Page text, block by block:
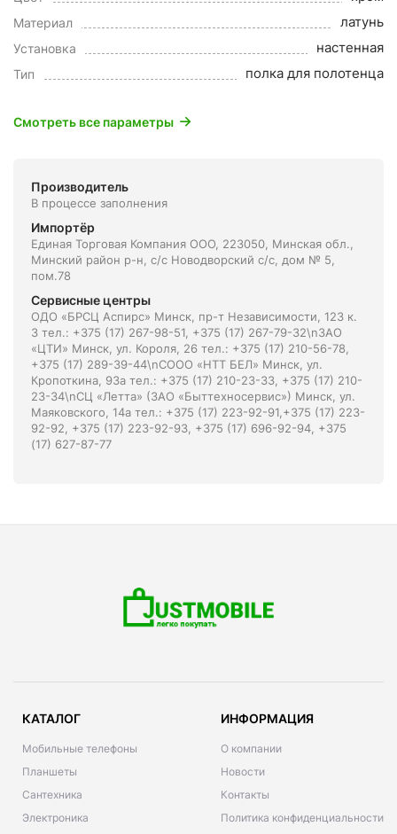
Материал латунь
Установка настенная
Тип полка для полотенца
Смотреть все параметры
Производитель
В процессе заполнения
Импортёр
Единая Торговая Компания ООО, 223050, Минская обл.,
Минский район р-н, с/с Новодворский с/с, дом № 5,
пом.78
Сервисные центры
ОДО «БРСЦ Аспирс» Минск, пр-т Независимости, 123 к.
3 тел.: +375 (17) 267-98-51, +375 (17) 267-79-32\nЗАО
«ЦТИ» Минск, ул. Короля, 26 тел.: +375 (17) 210-56-78,
+375 (17) 289-39-44\nСООО «НТТ БЕЛ» Минск, ул.
Кропоткина, 93а тел.: +375 (17) 210-23-33, +375 (17) 210-
23-34\nСЦ «Летта» (ЗАО «Быттехносервис») Минск, ул.
Маяковского, 14а тел.: +375 (17) 223-92-91,+375 (17) 223-
92-92, +375 (17) 223-92-93, +375 (17) 696-92-94, +375
(17) 627-87-77
КАТАЛОГ
Мобильные телефоны
Планшеты
Сантехника
Электроника
ИНФОРМАЦИЯ
О компании
Новости
Контакты
Политика конфиденциальности